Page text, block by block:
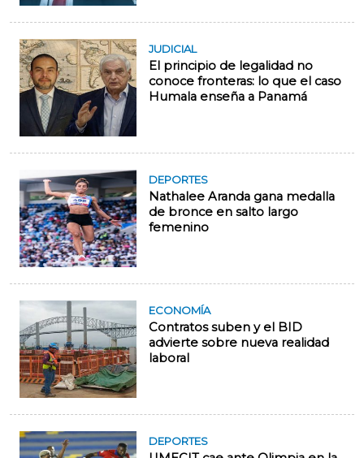
JUDICIAL
El principio de legalidad no
conoce fronteras: lo que el caso
Humala enseña a Panamá
DEPORTES
Nathalee Aranda gana medalla
de bronce en salto largo
femenino
ECONOMÍA
Contratos suben y el BID
advierte sobre nueva realidad
laboral
DEPORTES